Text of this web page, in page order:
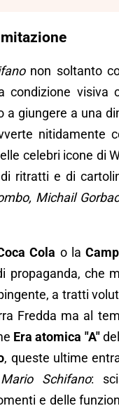
non soltanto
visiva
giungere a una
nitidamente
celebri icone di
ritratti e di
Michail
Cola o la
propaganda, che
a tratti
Fredda ma al
Era atomica "A"
, queste ultime
Mario Schifano:
e delle